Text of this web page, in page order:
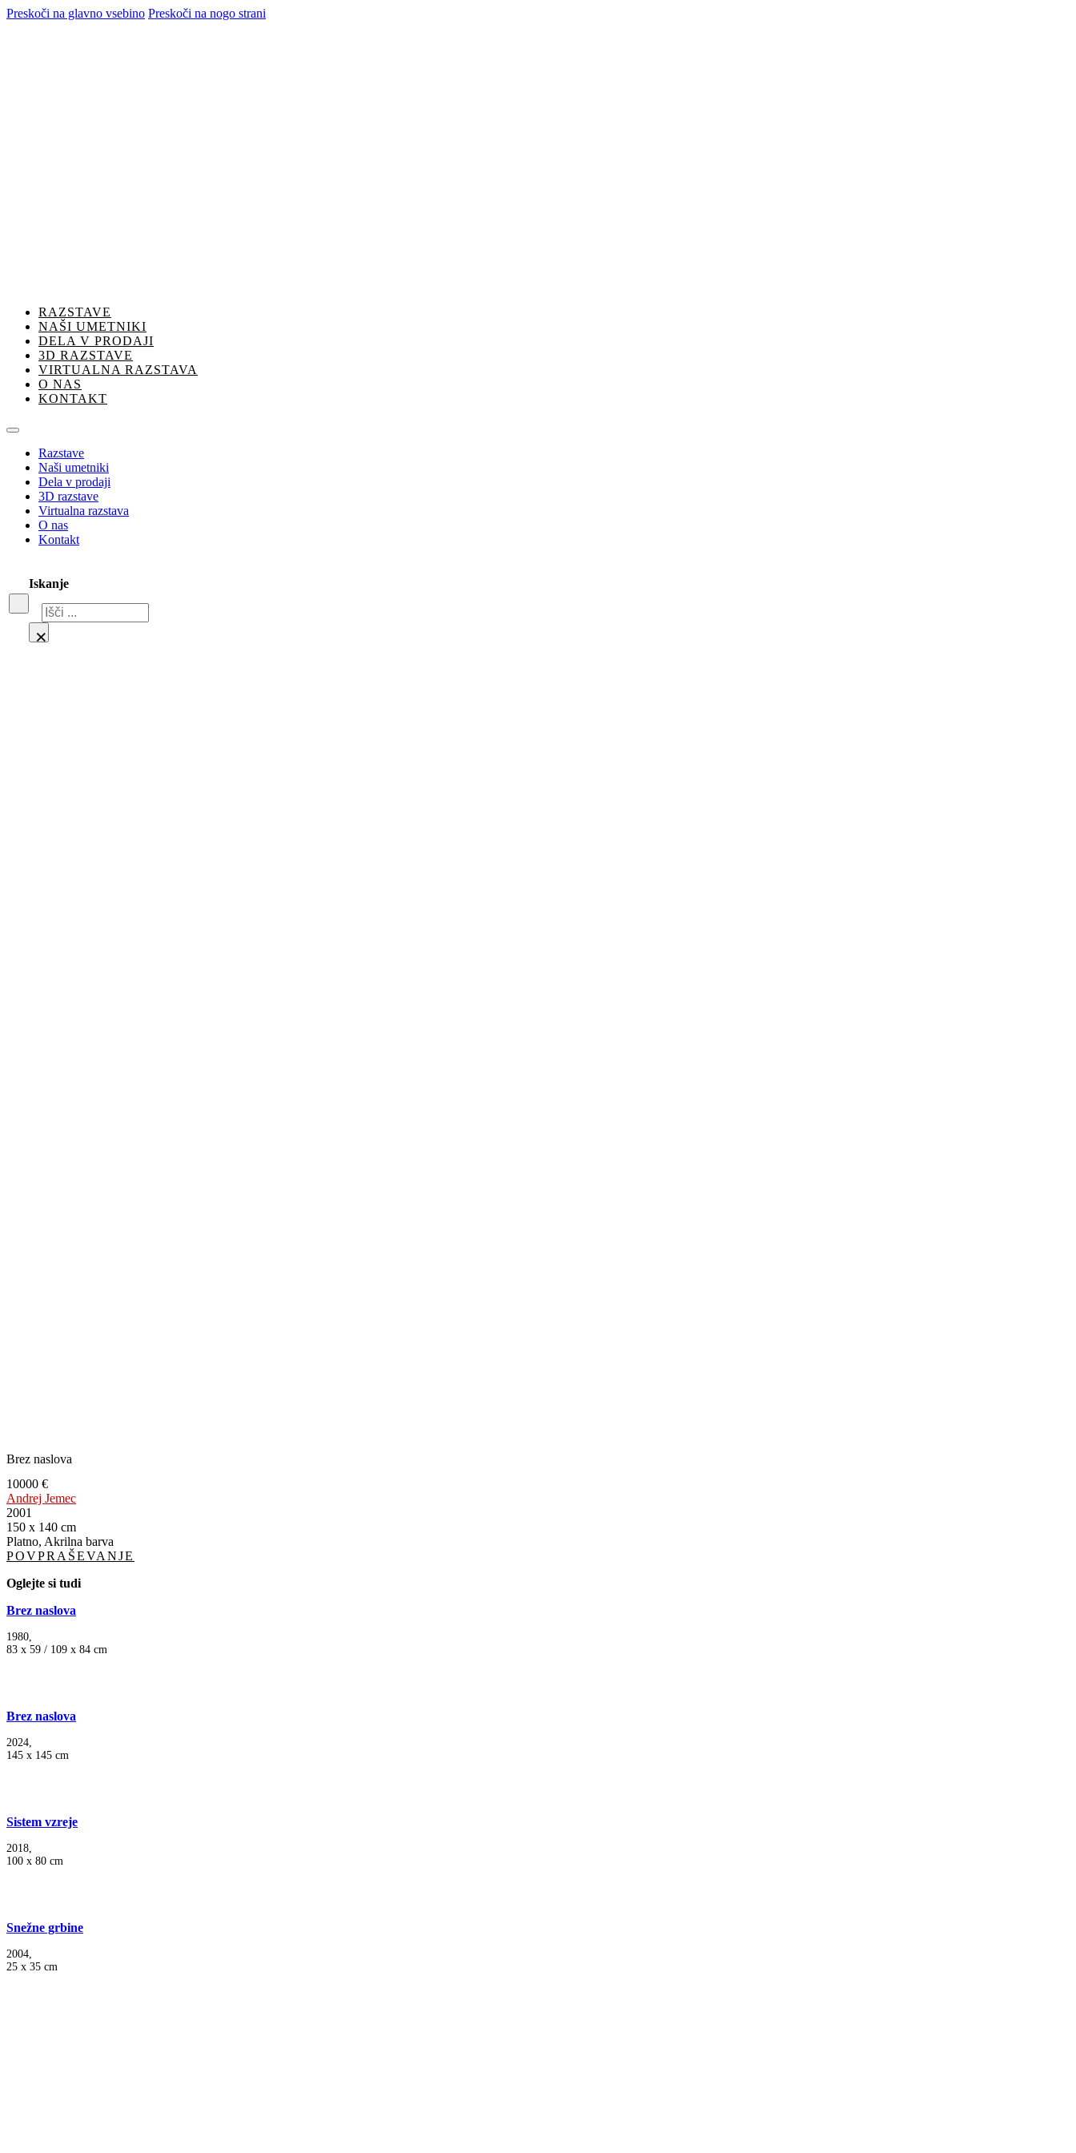
Preskoči na glavno vsebino Preskoči na nogo strani
RAZSTAVE
NAŠI UMETNIKI
DELA V PRODAJI
3D RAZSTAVE
VIRTUALNA RAZSTAVA
O NAS
KONTAKT
Razstave
Naši umetniki
Dela v prodaji
3D razstave
Virtualna razstava
O nas
Kontakt
Iskanje
×
Brez naslova
10000 €
Andrej Jemec
2001
150 x 140 cm
Platno, Akrilna barva
POVPRAŠEVANJE
Oglejte si tudi
Brez naslova
1980,
83 x 59 / 109 x 84 cm
Brez naslova
2024,
145 x 145 cm
Sistem vzreje
2018,
100 x 80 cm
Snežne grbine
2004,
25 x 35 cm